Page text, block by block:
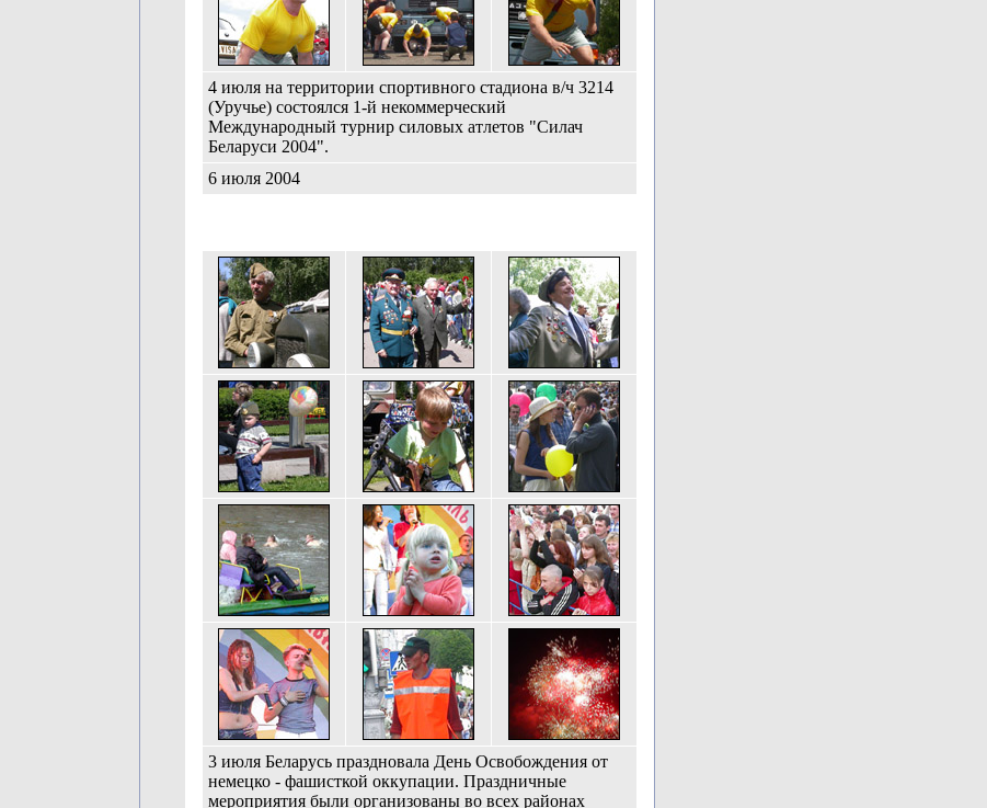
4 июля на территории спортивного стадиона в/ч 3214
(Уручье) состоялся 1-й некоммерческий
Международный турнир силовых атлетов "Силач
Беларуси 2004".
6 июля 2004
3 июля Беларусь праздновала День Освобождения от
немецко - фашисткой оккупации. Праздничные
мероприятия были организованы во всех районах